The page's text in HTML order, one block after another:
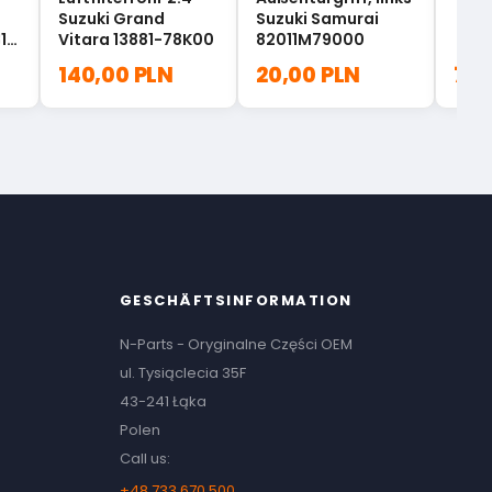
Suzuki Grand
Vitara 13881-78K00
140,00 PLN
Suzuki Samurai
82011M79000
20,00 PLN
GESCHÄFTSINFORMATION
N-Parts - Oryginalne Części OEM
ul. Tysiąclecia 35F
43-241 Łąka
Polen
Call us: